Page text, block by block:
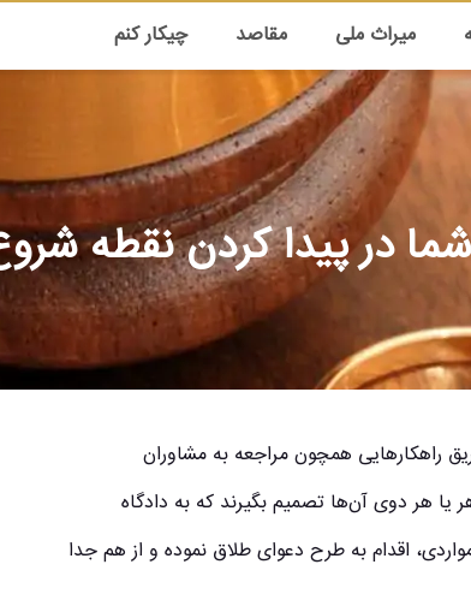
میراث ملی مقاصد چیکار کنم
در پیدا کردن نقطه
راهکارهایی همچون مراجعه به مشاوران
هر دوی آن‌ها تصمیم بگیرند که به دادگاه
اقدام به طرح دعوای طلاق نموده و از هم جدا